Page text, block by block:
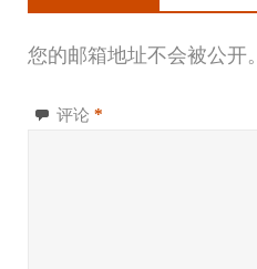
您的邮箱地址不会被公开。
评论 *